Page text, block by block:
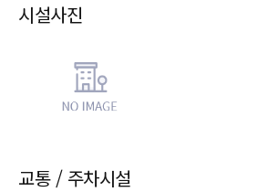
시설사진
교통 / 주차시설